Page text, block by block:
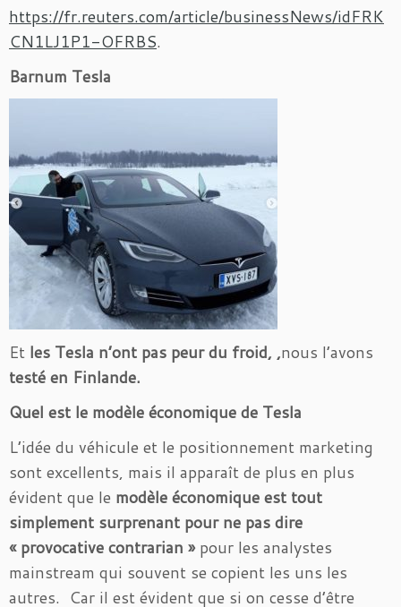
https://fr.reuters.com/article/businessNews/idFRK
CN1LJ1P1-OFRBS.
Barnum Tesla
Et les Tesla n’ont pas peur du froid, ,nous l’avons
testé en Finlande.
Quel est le modèle économique de Tesla
L’idée du véhicule et le positionnement marketing
sont excellents, mais il apparaît de plus en plus
évident que le modèle économique est tout
simplement surprenant pour ne pas dire
« provocative contrarian »pour les analystes
mainstream qui souvent se copient les uns les
autres. Car il est évident que si on cesse d’être